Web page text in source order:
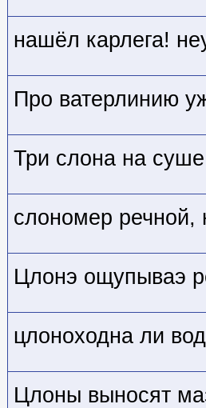
нашёл карлега!
Про ватерлинию
Три слона на суше
слономер речной,
Цлонэ ощупываэ
цлоноходна ли
Цлоны выносят